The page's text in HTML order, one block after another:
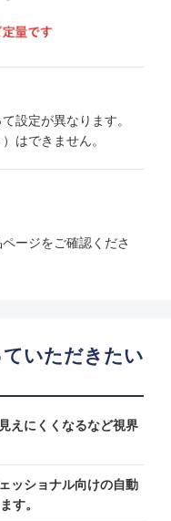
設定が異なります。
はできません。
ージをご確認くださ
いただきたい
えにくくなるなど視界
ッショナル向けの自動
す。